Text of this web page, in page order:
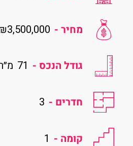
מחיר - ₪3,500,000
גודל הנכס - 71 מ״ר
חדרים - 3
קומה - 1